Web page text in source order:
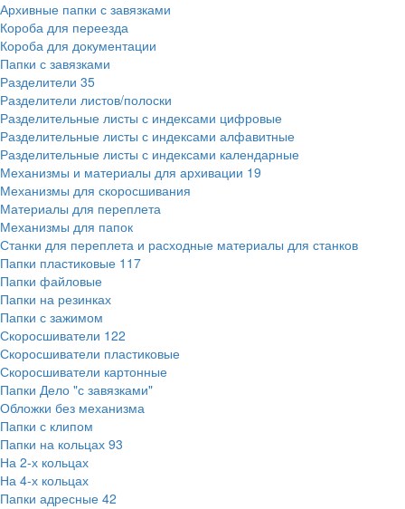
Архивные папки с завязками
Короба для переезда
Короба для документации
Папки с завязками
Разделители 35
Разделители листов/полоски
Разделительные листы с индексами цифровые
Разделительные листы с индексами алфавитные
Разделительные листы с индексами календарные
Механизмы и материалы для архивации 19
Механизмы для скоросшивания
Материалы для переплета
Механизмы для папок
Станки для переплета и расходные материалы для станков
Папки пластиковые 117
Папки файловые
Папки на резинках
Папки с зажимом
Скоросшиватели 122
Скоросшиватели пластиковые
Скоросшиватели картонные
Папки Дело "с завязками"
Обложки без механизма
Папки с клипом
Папки на кольцах 93
На 2-х кольцах
На 4-х кольцах
Папки адресные 42